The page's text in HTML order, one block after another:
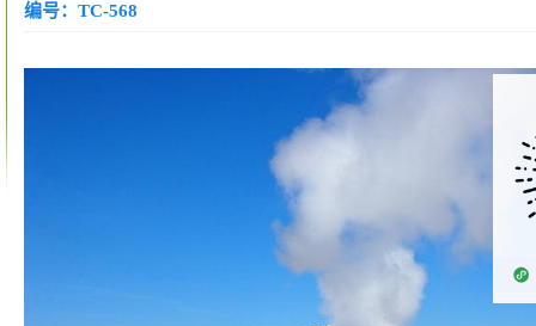
编号：TC-568